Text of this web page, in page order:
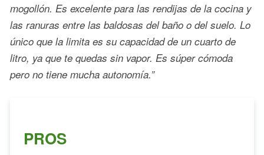
mogollón. Es excelente para las rendijas de la cocina y
las ranuras entre las baldosas del baño o del suelo. Lo
único que la limita es su capacidad de un cuarto de
litro, ya que te quedas sin vapor. Es súper cómoda
pero no tiene mucha autonomía.”
PROS